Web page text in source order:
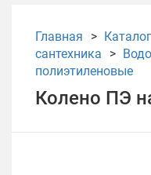
Главная Каталог
сантехника
полиэтиленовые
Колено ПЭ